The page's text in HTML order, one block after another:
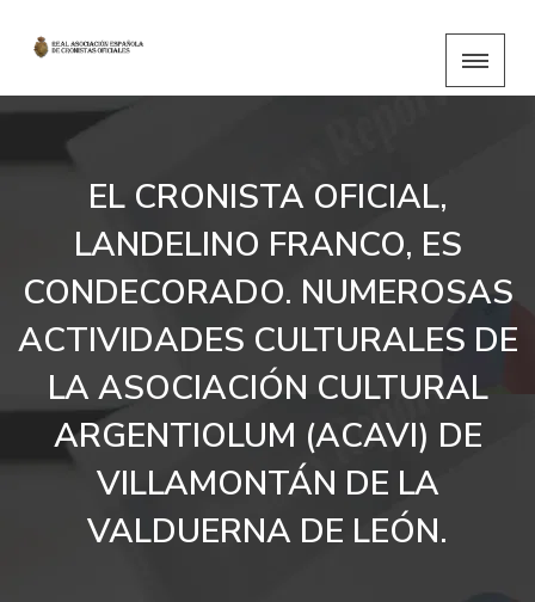
EL CRONISTA OFICIAL,
LANDELINO FRANCO, ES
CONDECORADO. NUMEROSAS
ACTIVIDADES CULTURALES DE
LA ASOCIACIÓN CULTURAL
ARGENTIOLUM (ACAVI) DE
VILLAMONTÁN DE LA
VALDUERNA DE LEÓN.